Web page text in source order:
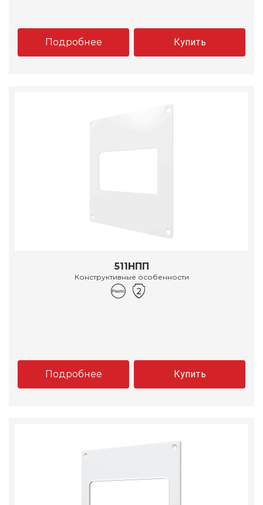
Подробнее Купить
511НПП
Конструктивные особенности
Подробнее Купить